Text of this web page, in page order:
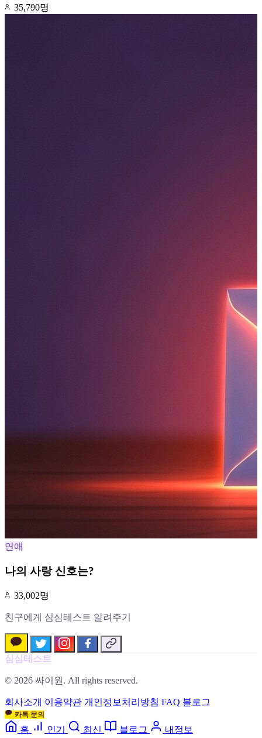
35,790명
연애
나의 사랑 신호는?
33,002명
친구에게 심심테스트 알려주기
심심테스트
© 2026 싸이원. All rights reserved.
회사소개 이용약관 개인정보처리방침 FAQ 블로그
카톡 문의
홈 인기 최신 블로그 내정보